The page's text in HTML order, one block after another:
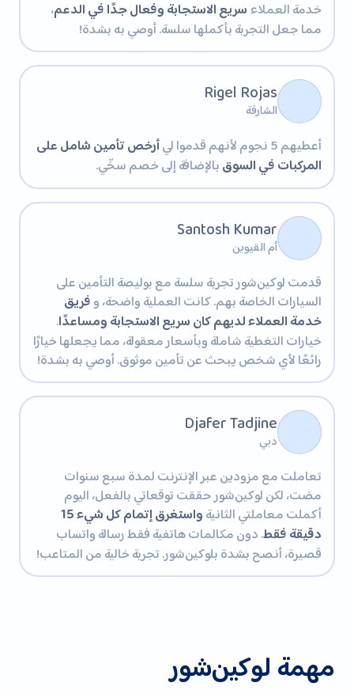
خدمة العملاءسريع الاستجابة وفعال جدًا في الدعم،
مما جعل التجربة بأكملها سلسة. أوصي به بشدة!
Rigel Rojas
الشارقة
أعطيهم 5 نجوم لأنهم قدموا لي
أرخص تأمين شامل على
المركبات في السوقبالإضافة إلى خصم سخّي.
Santosh Kumar
أم القيوين
قدمت لوكين‌شور تجربة سلسة مع بوليصة التأمين على
السيارات الخاصة بهم. كانت العملية واضحة، وفريق
خدمة العملاء لديهم كان سريع الاستجابة ومساعدًا.
خيارات التغطية شاملة وبأسعار معقولة، مما يجعلها خيارًا
رائعًا لأي شخص يبحث عن تأمين موثوق. أوصي به بشدة!
Djafer Tadjine
دبي
تعاملت مع مزودين عبر الإنترنت لمدة سبع سنوات
مضت، لكن لوكين‌شور حققت توقعاتي بالفعل، اليوم
أكملت معاملتي الثانية
واستغرق إتمام كل شيء 15
دقيقة فقط. دون مكالمات هاتفية فقط رسالة واتساب
قصيرة، أنصح بشدة بلوكين‌شور. تجربة خالية من المتاعب!
مهمة لوكين‌شور